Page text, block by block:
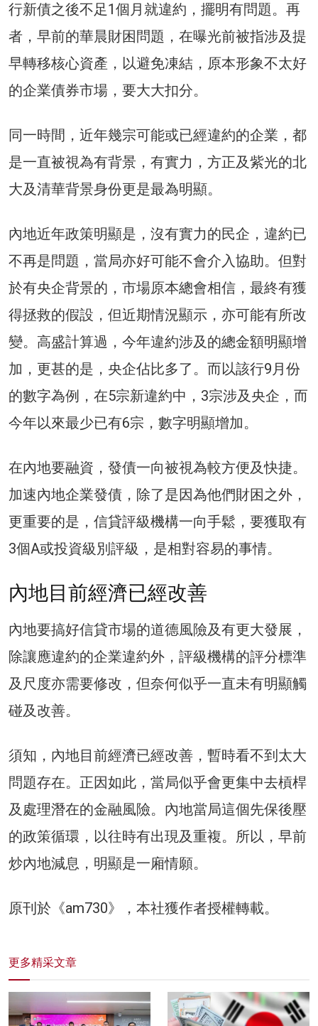
行新債之後不足1個月就違約，擺明有問題。再
者，早前的華晨財困問題，在曝光前被指涉及提
早轉移核心資產，以避免凍結，原本形象不太好
的企業債券市場，要大大扣分。
同一時間，近年幾宗可能或已經違約的企業，都
是一直被視為有背景，有實力，方正及紫光的北
大及清華背景身份更是最為明顯。
內地近年政策明顯是，沒有實力的民企，違約已
不再是問題，當局亦好可能不會介入協助。但對
於有央企背景的，市場原本總會相信，最終有獲
得拯救的假設，但近期情況顯示，亦可能有所改
變。高盛計算過，今年違約涉及的總金額明顯增
加，更甚的是，央企佔比多了。而以該行9月份
的數字為例，在5宗新違約中，3宗涉及央企，而
今年以來最少已有6宗，數字明顯增加。
在內地要融資，發債一向被視為較方便及快捷。
加速內地企業發債，除了是因為他們財困之外，
更重要的是，信貸評級機構一向手鬆，要獲取有
3個A或投資級別評級，是相對容易的事情。
內地目前經濟已經改善
內地要搞好信貸市場的道德風險及有更大發展，
除讓應違約的企業違約外，評級機構的評分標準
及尺度亦需要修改，但奈何似乎一直未有明顯觸
碰及改善。
須知，內地目前經濟已經改善，暫時看不到太大
問題存在。正因如此，當局似乎會更集中去槓桿
及處理潛在的金融風險。內地當局這個先保後壓
的政策循環，以往時有出現及重複。所以，早前
炒內地減息，明顯是一廂情願。
原刊於《am730》，本社獲作者授權轉載。
更多精采文章